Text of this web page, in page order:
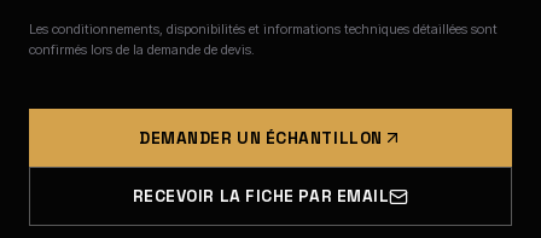
Les conditionnements, disponibilités et informations techniques détaillées sont
confirmés lors de la demande de devis.
DEMANDER UN ÉCHANTILLON
RECEVOIR LA FICHE PAR EMAIL